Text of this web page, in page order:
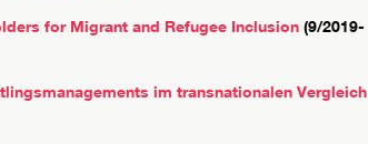
for Migrant and Refugee Inclusion (9/2019-
im transnationalen Vergleich